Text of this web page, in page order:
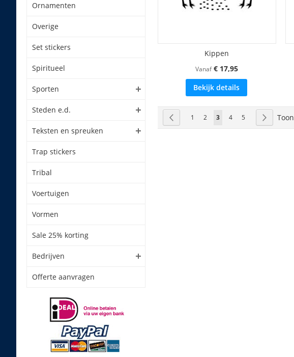
Kippen
Vanaf € 17,95
Bekijk details
PaginaPagina
VorigePagina
1 Pagina
2 U lees momenteel pagina
3 Pagina
4 Pagina
5 Pagina
Volgende
Toon
Ornamenten
Overige
Set stickers
Spiritueel
Sporten
Steden e.d.
Teksten en spreuken
Trap stickers
Tribal
Voertuigen
Vormen
Sale 25% korting
Bedrijven
Offerte aanvragen